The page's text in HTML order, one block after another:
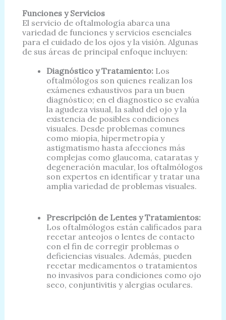
Funciones y Servicios
El servicio de oftalmología abarca una
variedad de funciones y servicios esenciales
para el cuidado de los ojos y la visión. Algunas
de sus áreas de principal enfoque incluyen:
Diagnóstico y Tratamiento:Los
oftalmólogos son quienes realizan los
exámenes exhaustivos para un buen
diagnóstico; en el diagnostico se evalúa
la agudeza visual, la salud del ojo y la
existencia de posibles condiciones
visuales. Desde problemas comunes
como miopía, hipermetropía y
astigmatismo hasta afecciones más
complejas como glaucoma, cataratas y
degeneración macular, los oftalmólogos
son expertos en identificar y tratar una
amplia variedad de problemas visuales.
Prescripción de Lentes y Tratamientos:
Los oftalmólogos están calificados para
recetar anteojos o lentes de contacto
con el fin de corregir problemas o
deficiencias visuales. Además, pueden
recetar medicamentos o tratamientos
no invasivos para condiciones como ojo
seco, conjuntivitis y alergias oculares.